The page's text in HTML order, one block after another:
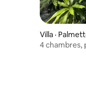
Villa ·
4 chambres,